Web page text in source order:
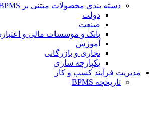
دسته بندی محصولات مبتنی بر BPMS
دولت
صنعت
بانک و موسسات مالی و
آموزش
تجاری و بازرگانی
یکپارچه سازی
مدیریت فرآیند کسب و کار
تاریخچه BPMS